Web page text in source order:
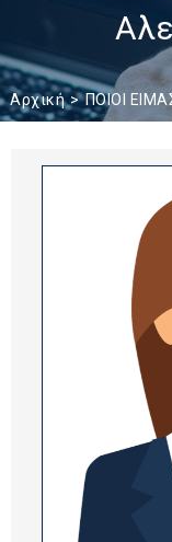
Αρχική ΠΟΙΟΙ